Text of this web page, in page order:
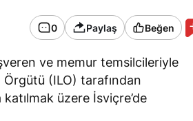
0 Paylaş Beğen
ve memur temsilcileriyle
Örgütü (ILO) tarafından
katılmak üzere İsviçre’de